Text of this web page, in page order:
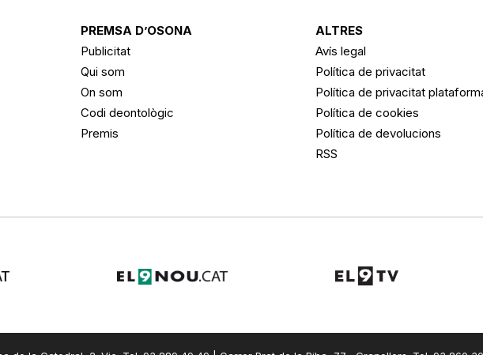
PREMSA D’OSONA
Publicitat
Qui som
On som
Codi deontològic
Premis
ALTRES
Avís legal
Política de privacitat
Política de privacitat
Política de cookies
Política de devolucions
RSS